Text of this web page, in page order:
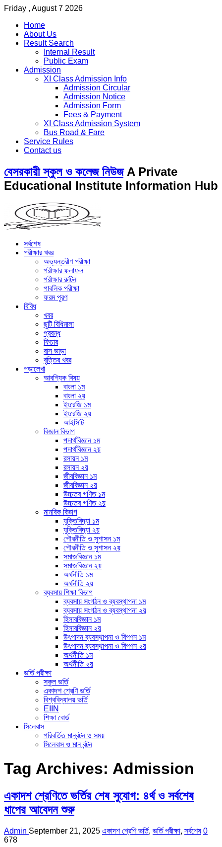
Friday , August 7 2026
Home
About Us
Result Search
Internal Result
Public Exam
Admission
XI Class Admission Info
Admission Circular
Admission Notice
Admission Form
Fees & Payment
XI Class Admission System
Bus Road & Fare
Service Rules
Contact us
বেসরকারী স্কুল ও কলেজ নিউজ A Private
Educational Institute Information Hub
সর্বশেষ
পরীক্ষার খবর
অভ্যন্তরীণ পরীক্ষা
পরীক্ষার ফলাফল
পরীক্ষার রুটিন
পাবলিক পরীক্ষা
ফরম পূরণ
বিবিধ
খবর
ছুটি বিধিমালা
প্রবন্ধ
ফিচার
বাস ভাড়া
বৃত্তির খবর
পড়ালেখা
আবশ্যিক বিষয়
বাংলা ১ম
বাংলা ২য়
ইংরেজি ১ম
ইংরেজি ২য়
আইসিটি
বিজ্ঞান বিভাগ
পদার্থবিজ্ঞান ১ম
পদার্থবিজ্ঞান ২য়
রসায়ন ১ম
রসায়ন ২য়
জীববিজ্ঞান ১ম
জীববিজ্ঞান ২য়
উচ্চতর গণিত ১ম
উচ্চতর গণিত ২য়
মানবিক বিভাগ
যুক্তিবিদ্যা ১ম
যুক্তিবিদ্যা ২য়
পৌরনীতি ও সুশাসন ১ম
পৌরনীতি ও সুশাসন ২য়
সমাজবিজ্ঞান ১ম
সমাজবিজ্ঞান ২য়
অর্থনীতি ১ম
অর্থনীতি ২য়
ব্যবসায় শিক্ষা বিভাগ
ব্যবসায় সংগঠন ও ব্যবস্থাপনা ১ম
ব্যবসায় সংগঠন ও ব্যবস্থাপনা ২য়
হিসাববিজ্ঞান ১ম
হিসাববিজ্ঞান ২য়
উৎপাদন ব্যবস্থাপনা ও বিপণন ১ম
উৎপাদন ব্যবস্থাপনা ও বিপণন ২য়
অর্থনীতি ১ম
অর্থনীতি ২য়
ভর্তি পরীক্ষা
স্কুল ভর্তি
একাদশ শ্রেণি ভর্তি
বিশ্ববিদ্যালয় ভর্তি
EIIN
শিক্ষা বোর্ড
সিলেবাস
পরিবর্তিত মানবন্টন ও সময়
সিলেবাস ও মান বন্টন
Tag Archives: Admission
একাদশ শ্রেণিতে ভর্তির শেষ সুযোগ: ৪র্থ ও সর্বশেষ
ধাপের আবেদন শুরু
Admin September 21, 2025 একাদশ শ্রেণি ভর্তি, ভর্তি পরীক্ষা, সর্বশেষ 0
678